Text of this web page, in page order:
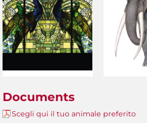
Documents
Scegli qui il tuo animale preferito